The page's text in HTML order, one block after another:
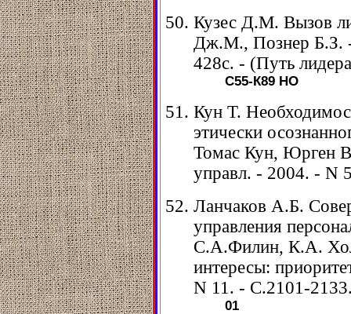
Кузес Д.М. Вызов
Дж.М., Познер Б.З.
428с. - (Путь
С55-К89 НО
Кун Т.
этически
Томас Кун, Юрген
управл. - 2004. - N
Ланчаков А.Б.
управления
С.А.Филин, К.А.
интересы:
N 11. - С.2101-
01